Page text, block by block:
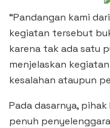
“Pandangan kami
kegiatan tersebut
karena tak ada satu
menjelaskan
kesalahan ataupun
Pada dasarnya,
penuh